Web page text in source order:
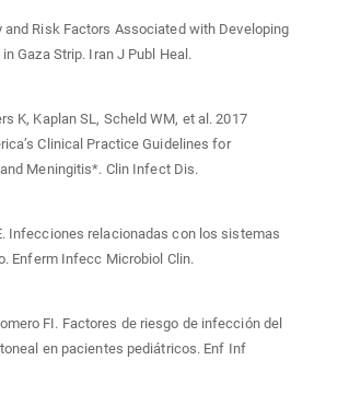
Risk Factors Associated with Developing
Gaza Strip. Iran J Publ Heal.
K, Kaplan SL, Scheld WM, et al. 2017
Clinical Practice Guidelines for
Meningitis*. Clin Infect Dis.
Infecciones relacionadas con los sistemas
Enferm Infecc Microbiol Clin.
FI. Factores de riesgo de infección del
en pacientes pediátricos. Enf Inf